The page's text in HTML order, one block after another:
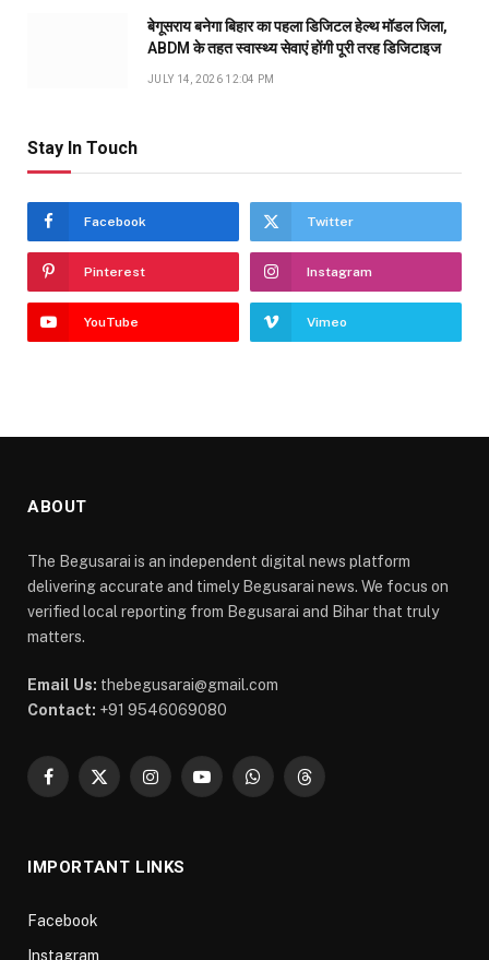
बेगूसराय बनेगा बिहार का पहला डिजिटल हेल्थ मॉडल जिला,
ABDM के तहत स्वास्थ्य सेवाएं होंगी पूरी तरह डिजिटाइज
JULY 14, 2026 12:04 PM
Stay In Touch
Facebook Twitter
Pinterest Instagram
YouTube Vimeo
ABOUT
The Begusarai is an independent digital news platform
delivering accurate and timely Begusarai news. We focus on
verified local reporting from Begusarai and Bihar that truly
matters.
Email Us: thebegusarai@gmail.com
Contact: +91 9546069080
Facebook
X
InstagramYouTubeWhatsAppThreads
IMPORTANT LINKS
Facebook
Instagram